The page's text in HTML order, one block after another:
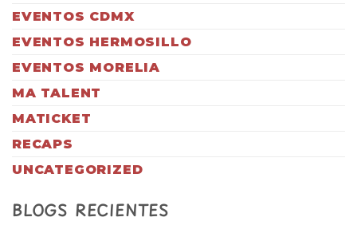
EVENTOS CDMX
EVENTOS HERMOSILLO
EVENTOS MORELIA
MA TALENT
MATICKET
RECAPS
UNCATEGORIZED
BLOGS RECIENTES